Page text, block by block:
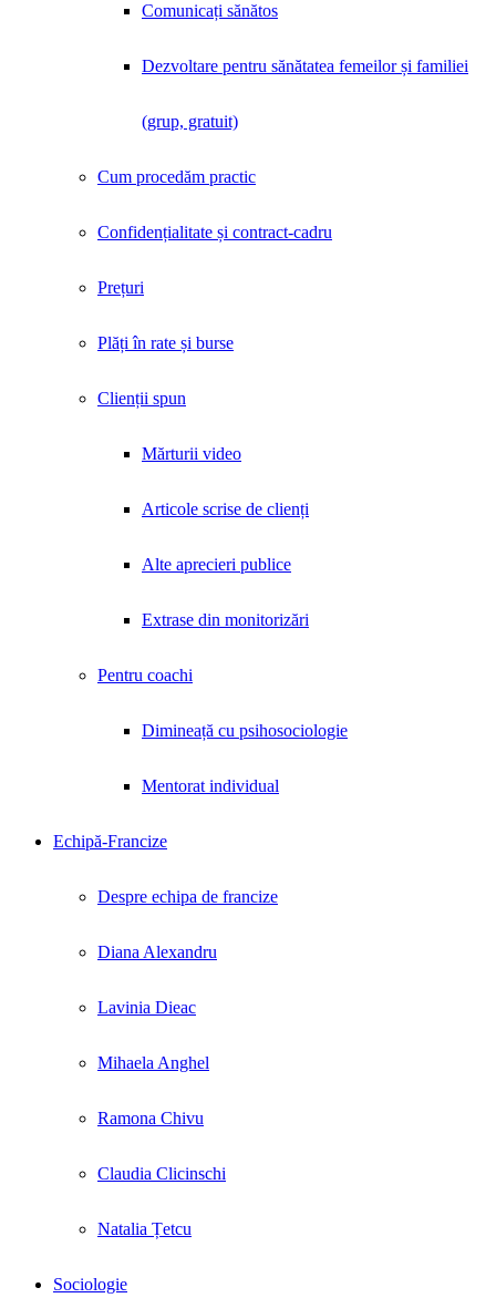
Comunicați sănătos
Dezvoltare pentru sănătatea femeilor și familiei
(grup, gratuit)
Cum procedăm practic
Confidențialitate și contract-cadru
Prețuri
Plăți în rate și burse
Clienții spun
Mărturii video
Articole scrise de clienți
Alte aprecieri publice
Extrase din monitorizări
Pentru coachi
Dimineață cu psihosociologie
Mentorat individual
Echipă-Francize
Despre echipa de francize
Diana Alexandru
Lavinia Dieac
Mihaela Anghel
Ramona Chivu
Claudia Clicinschi
Natalia Țetcu
Sociologie